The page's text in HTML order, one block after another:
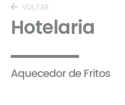
VOLTAR
Hotelaria
Aquecedor de Fritos